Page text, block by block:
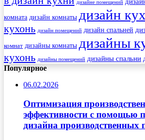
дизайне помещений
комната дизайн комнаты дизайн
кухонь дизайн помещений дизайн спальней
комнат дизайны комнаты дизайны
кухонь дизайны помещений дизайны спальни
Популярное
06.02.2026
Оптимизация
эффективности с помощью
дизайна производственных